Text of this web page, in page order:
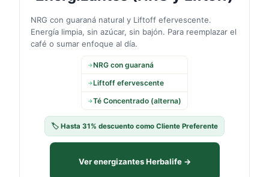
NRG con guaraná natural y Liftoff efervescente.
Energía limpia, sin azúcar, sin bajón. Para reemplazar el
café o sumar enfoque al día.
→NRG con guaraná
→Liftoff efervescente
→Té Concentrado (alterna)
🏷️ Hasta 31% descuento como Cliente Preferente
Ver energizantes Herbalife →